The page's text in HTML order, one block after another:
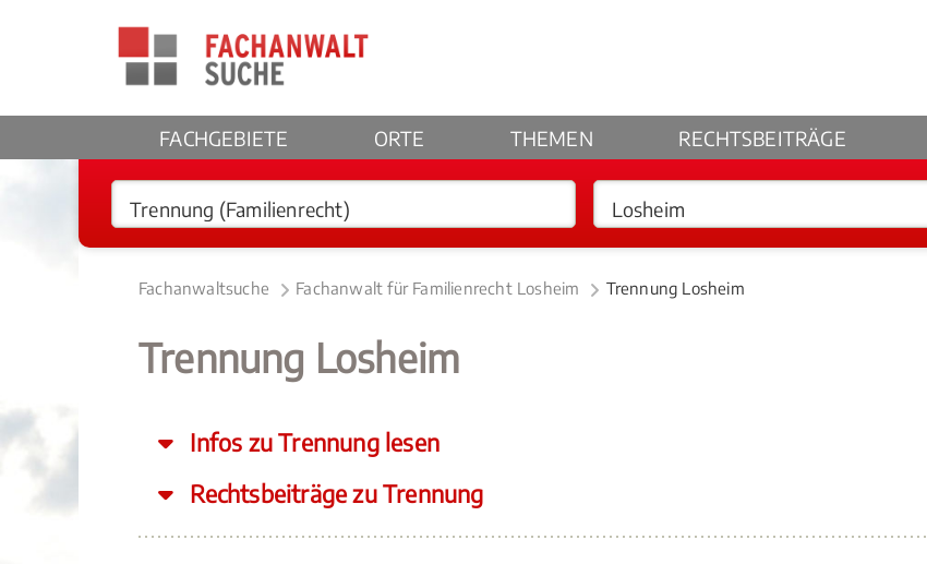
FACHGEBIETE ORTE THEMEN RECHTSBEITRÄGE
Fachanwaltsuche Fachanwalt für Familienrecht Losheim Trennung Losheim
Trennung Losheim
Infos zu Trennung lesen
Rechtsbeiträge zu Trennung